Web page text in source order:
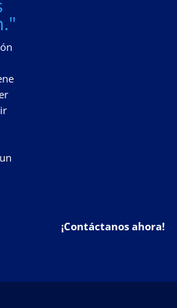
¡Contáctanos ahora!